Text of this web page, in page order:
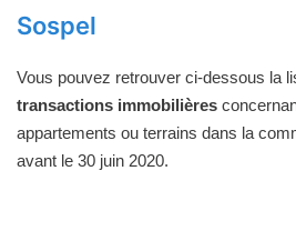
Sospel
Vous pouvez retrouver ci-dessous la
transactions immobilières
appartements ou terrains dans la
avant le 30 juin 2020.